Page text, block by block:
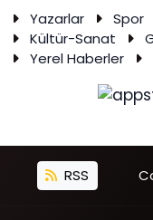
Yazarlar Spor
Kültür-Sanat
Yerel Haberler
RSS